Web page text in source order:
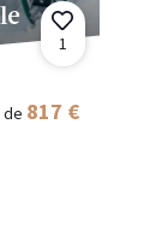
1
de 817 €